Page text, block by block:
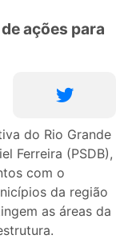
ações para
do Rio Grande
Ferreira (PSDB),
com o
da região
as áreas da